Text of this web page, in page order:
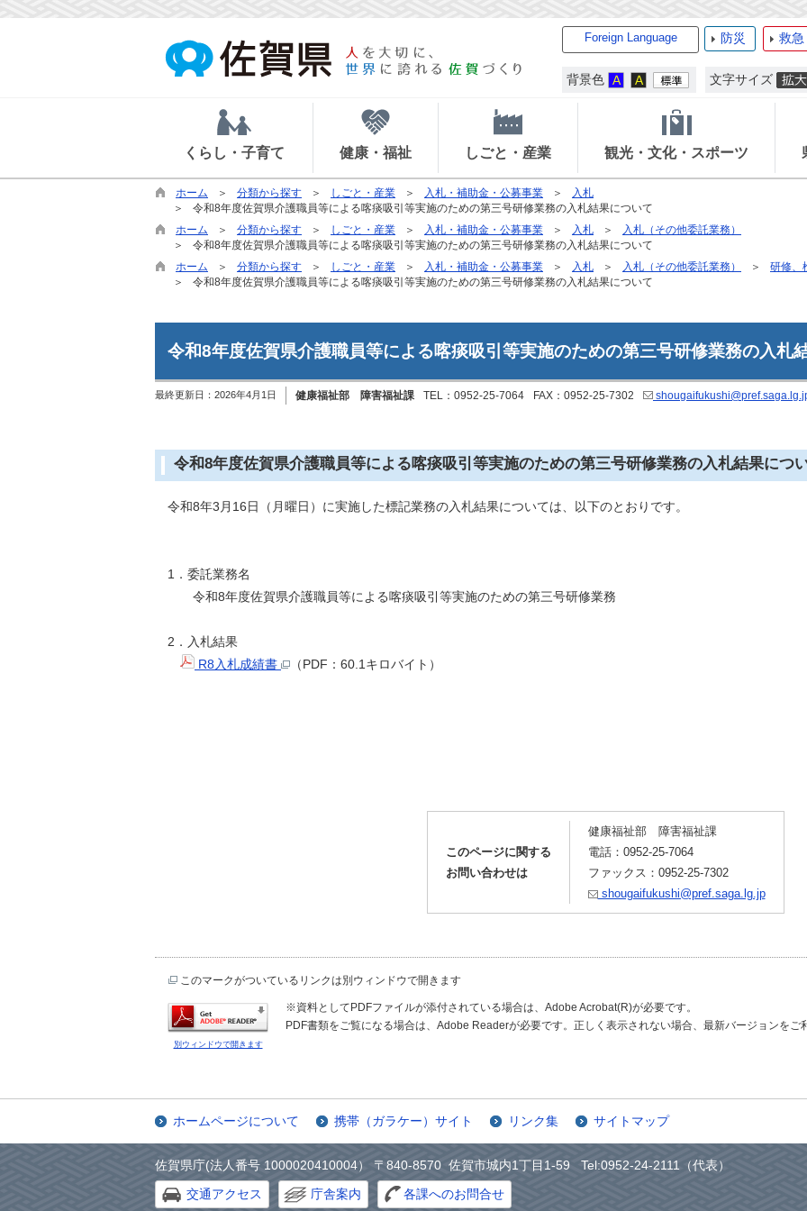
Foreign Language 防災 救急
背景色 文字サイズ
くらし・子育て 健康・福祉 しごと・産業 観光・文化・スポーツ
ホーム 分類から探す しごと・産業 入札・補助金・公募事業
入札
令和8年度佐賀県介護職員等による喀痰吸引等実施のための第三号研修業務の入札結果について
ホーム
分類から探す しごと・産業 入札・補助金・公募事業 入札
入札（その他委託業務）
令和8年度佐賀県介護職員等による喀痰吸引等実施のための第三号研修業務の入札結果について
ホーム
分類から探す しごと・産業 入札・補助金・公募事業 入札 入札（その他委託業務）
研修、
令和8年度佐賀県介護職員等による喀痰吸引等実施のための第三号研修業務の入札結果について
令和8年度佐賀県介護職員等による喀痰吸引等実施のための第三号研修業務の入札
最終更新日： 2026年4月1日 健康福祉部 障害福祉課 TEL：0952-25-7064 FAX：0952-25-7302
令和8年度佐賀県介護職員等による喀痰吸引等実施のための第三号研修業務の入札結果につ
令和8年3月16日（月曜日）に実施した標記業務の入札結果については、以下のとおりです。
1．委託業務名
令和8年度佐賀県介護職員等による喀痰吸引等実施のための第三号研修業務
2．入札結果
R8入札成績書
（PDF：60.1キロバイト）
このページに関する
お問い合わせは
健康福祉部 障害福祉課
電話：0952-25-7064
ファックス：0952-25-7302
shougaifukushi@pref.saga.lg.jp
このマークがついているリンクは別ウィンドウで開きます
別ウィンドウで開きます
※資料としてPDFファイルが添付されている場合は、Adobe Acrobat(R)が必要です。
PDF書類をご覧になる場合は、Adobe Readerが必要です。正しく表示されない場合、最新バージョンをご
ホームページについて 携帯（ガラケー）サイト リンク集 サイトマップ
佐賀県庁(法人番号 1000020410004） 〒840-8570 佐賀市城内1丁目1-59 Tel:0952-24-2111（代表）
交通アクセス
庁舎案内 各課へのお問合せ